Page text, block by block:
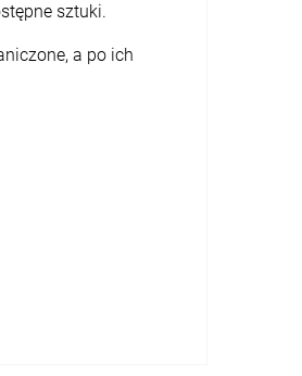
sztuki.
a po ich